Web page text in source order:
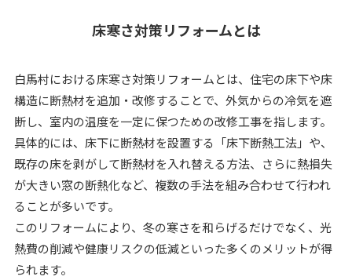
床寒さ対策リフォームとは
白馬村における床寒さ対策リフォームとは、住宅の床下や床
構造に断熱材を追加・改修することで、外気からの冷気を遮
断し、室内の温度を一定に保つための改修工事を指します。
具体的には、床下に断熱材を設置する「床下断熱工法」や、
既存の床を剥がして断熱材を入れ替える方法、さらに熱損失
が大きい窓の断熱化など、複数の手法を組み合わせて行われ
ることが多いです。
このリフォームにより、冬の寒さを和らげるだけでなく、光
熱費の削減や健康リスクの低減といった多くのメリットが得
られます。